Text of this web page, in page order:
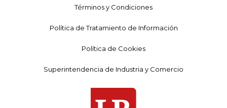
Términos y Condiciones
Política de Tratamiento de Información
Política de Cookies
Superintendencia de Industria y Comercio